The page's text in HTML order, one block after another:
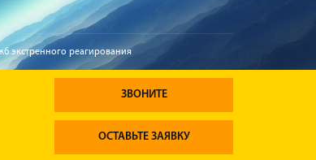
экстренного реагирования
ЗВОНИТЕ
ОСТАВЬТЕ ЗАЯВКУ